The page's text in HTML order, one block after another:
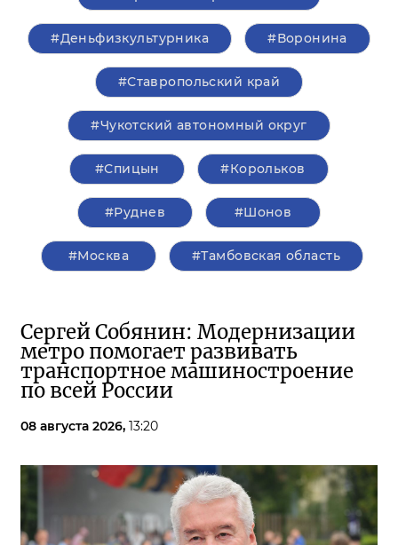
#Деньфизкультурника #Воронина
#Ставропольский край
#Чукотский автономный округ
#Спицын #Корольков
#Руднев #Шонов
#Москва #Тамбовская область
Сергей Собянин: Модернизации
метро помогает развивать
транспортное машиностроение
по всей России
08 августа 2026, 13:20